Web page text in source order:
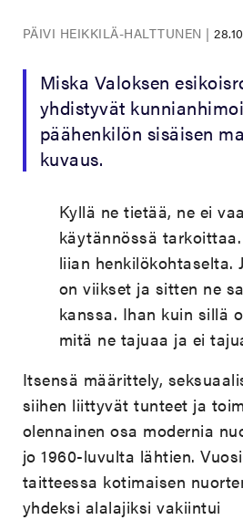
PÄIVI HEIKKILÄ-HALTTUNEN |
Miska Valoksen
yhdistyvät
päähenkilön sisäisen
kuvaus.
Kyllä ne tietää, ne ei
käytännössä
liian henkilökohtaselta.
on viikset ja sitten ne
kanssa. Ihan kuin sillä
mitä ne tajuaa ja ei
Itsensä määrittely,
siihen liittyvät tunteet ja
olennainen osa modernia
jo 1960-luvulta lähtien.
taitteessa kotimaisen
yhdeksi alalajiksi vakiintui